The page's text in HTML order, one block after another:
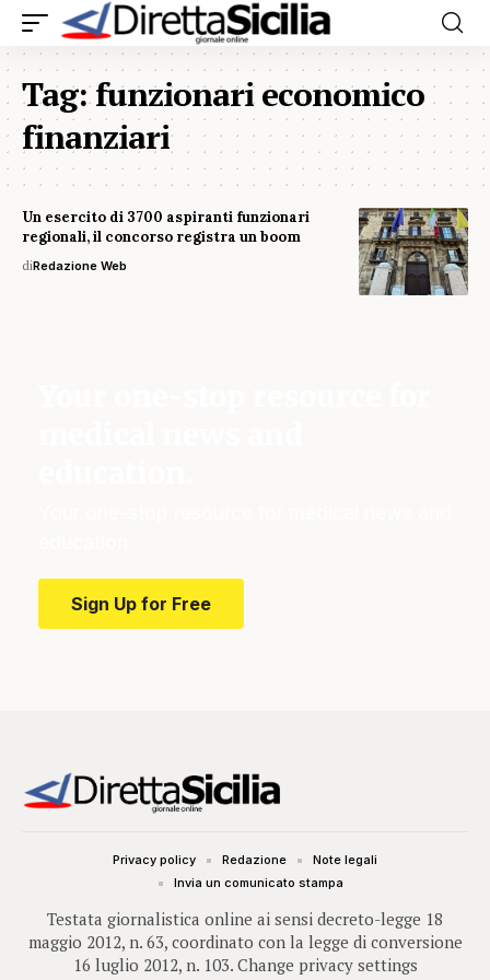
Tag:funzionari economico
finanziari
Un esercito di 3700 aspiranti funzionari
regionali, il concorso registra un boom
diRedazione Web
Sign Up for Free
Testata giornalistica online ai sensi decreto-legge 18
maggio 2012, n. 63, coordinato con la legge di conversione
16 luglio 2012, n. 103. Change privacy settings
Privacy policy Redazione
Note legali
Invia un comunicato stampa